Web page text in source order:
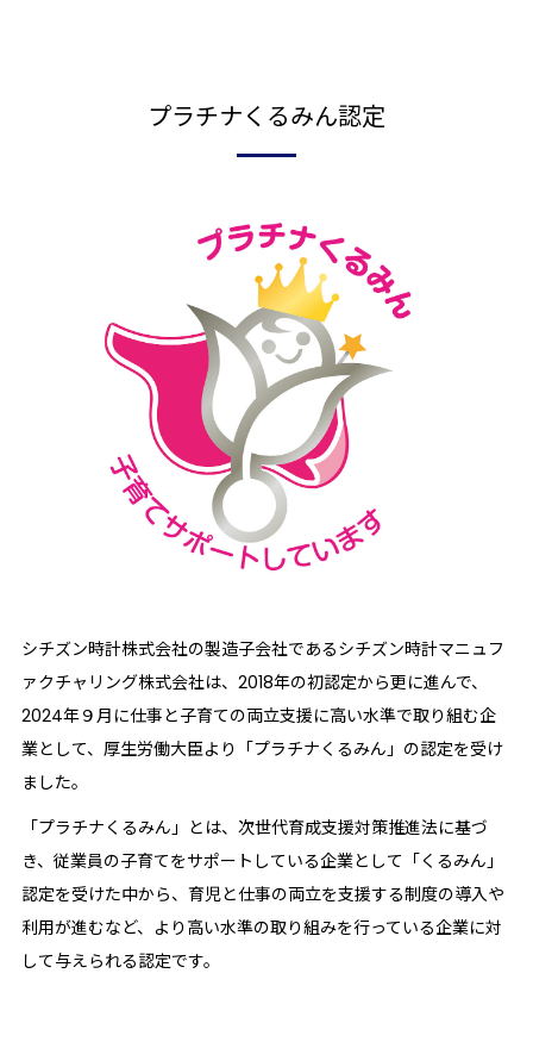
プラチナくるみん認定
シチズン時計株式会社の製造子会社であるシチズン時計マニュフ
ァクチャリング株式会社は、2018年の初認定から更に進んで、
2024年９月に仕事と子育ての両立支援に高い水準で取り組む企
業として、厚生労働大臣より「プラチナくるみん」の認定を受け
ました。
「プラチナくるみん」とは、次世代育成支援対策推進法に基づ
き、従業員の子育てをサポートしている企業として「くるみん」
認定を受けた中から、育児と仕事の両立を支援する制度の導入や
利用が進むなど、より高い水準の取り組みを行っている企業に対
して与えられる認定です。